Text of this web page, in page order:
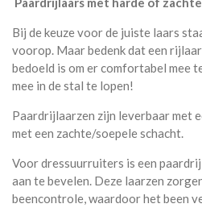
Bij de keuze voor de juiste laars
voorop. Maar bedenk dat een
bedoeld is om er comfortabel mee
mee in de stal te lopen!
Paardrijlaarzen zijn leverbaar met
met een zachte/soepele schacht.
Voor dressuurruiters is een
aan te bevelen. Deze laarzen
beencontrole, waardoor het been